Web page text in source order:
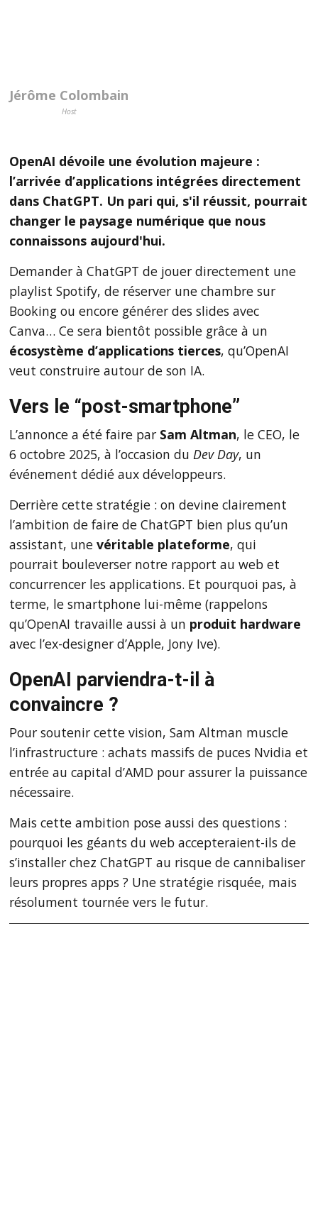
Jérôme Colombain
Host
OpenAI dévoile une évolution majeure :
l’arrivée d’applications intégrées directement
dans ChatGPT. Un pari qui, s'il réussit, pourrait
changer le paysage numérique que nous
connaissons aujourd'hui.
Demander à ChatGPT de jouer directement une
playlist Spotify, de réserver une chambre sur
Booking ou encore générer des slides avec
Canva… Ce sera bientôt possible grâce à un
écosystème d’applications tierces, qu’OpenAI
veut construire autour de son IA.
Vers le “post-smartphone”
L’annonce a été faire par Sam Altman, le CEO, le
6 octobre 2025, à l’occasion du Dev Day, un
événement dédié aux développeurs.
Derrière cette stratégie : on devine clairement
l’ambition de faire de ChatGPT bien plus qu’un
assistant, unevéritable plateforme, qui
pourrait bouleverser notre rapport au web et
concurrencer les applications. Et pourquoi pas, à
terme, le smartphone lui-même (rappelons
qu’OpenAI travaille aussi à un produit hardware
avec l’ex-designer d’Apple, Jony Ive).
OpenAI parviendra-t-il à
convaincre ?
Pour soutenir cette vision, Sam Altman muscle
l’infrastructure : achats massifs de puces Nvidia et
entrée au capital d’AMD pour assurer la puissance
nécessaire.
Mais cette ambition pose aussi des questions :
pourquoi les géants du web accepteraient-ils de
s’installer chez ChatGPT au risque de cannibaliser
leurs propres apps ? Une stratégie risquée, mais
résolument tournée vers le futur.